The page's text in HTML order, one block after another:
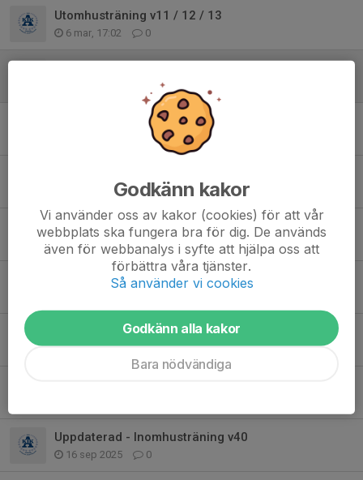
Utomhusträning v11 / 12 / 13
6 mar, 17:02 0
Tomteparaden, söndag 30 november
14 okt 2025 0
Running lights - uppdatering
8 okt 2025
Running Lights
Föreningsdag på Vimpeln 4 oktober
20 sep 2025 0
Uppdaterad - Inomhusträning v40
16 sep 2025 0
Godkänn kakor
Vi använder oss av kakor (cookies) för att vår
webbplats ska fungera bra för dig. De används
även för webbanalys i syfte att hjälpa oss att
förbättra våra tjänster.
Så använder vi cookies
Godkänn alla kakor
Bara nödvändiga